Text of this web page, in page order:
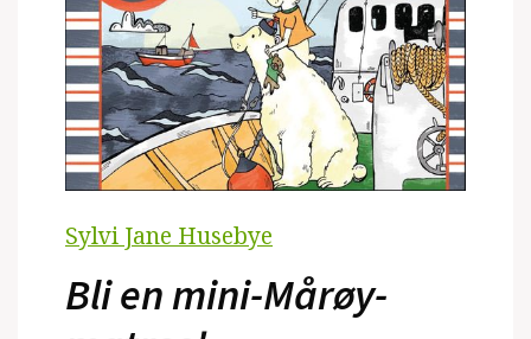
Sylvi Jane Husebye
Bli en mini-Mårøy-